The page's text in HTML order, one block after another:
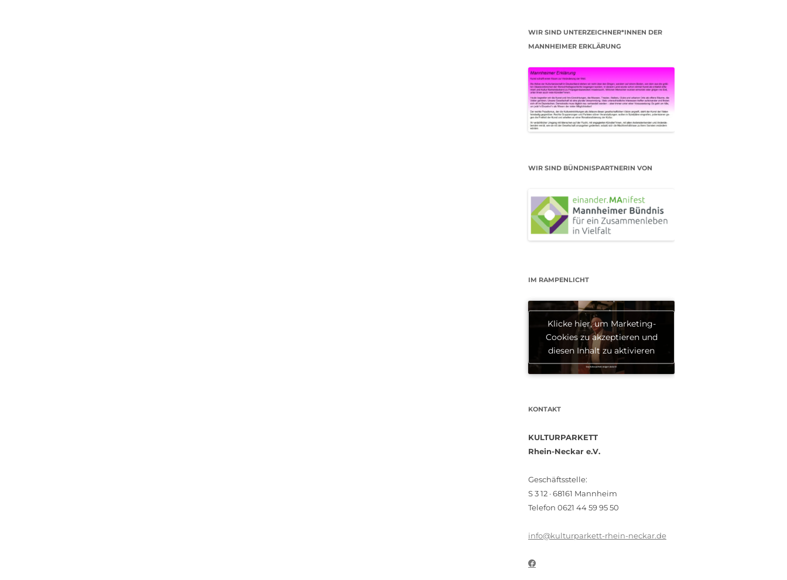
WIR SIND UNTERZEICHNER*INNEN DER
MANNHEIMER ERKLÄRUNG
WIR SIND BÜNDNISPARTNERIN VON
IM RAMPENLICHT
Klicke hier, um Marketing-
Cookies zu akzeptieren und
diesen Inhalt zu aktivieren
KONTAKT
KULTURPARKETT
Rhein-Neckar e.V.
Geschäftsstelle:
S 3 12 · 68161 Mannheim
Telefon 0621 44 59 95 50
info@kulturparkett-rhein-neckar.de